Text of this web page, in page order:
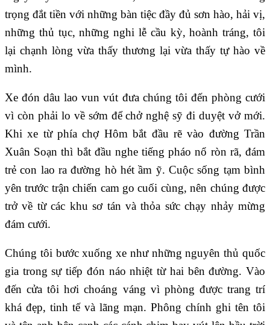
trọng đắt tiền với những bàn tiệc đầy đủ sơn hào, hải vị,
những thủ tục, những nghi lễ cầu kỳ, hoành tráng, tôi
lại chạnh lòng vừa thấy thương lại vừa thấy tự hào về
mình.
Xe đón dâu lao vun vút đưa chúng tôi đến phòng cưới
vì còn phải lo về sớm để chở nghệ sỹ đi duyệt vở mới.
Khi xe từ phía chợ Hôm bắt đầu rẽ vào đường Trần
Xuân Soạn thì bắt đầu nghe tiếng pháo nổ ròn rã, đám
trẻ con lao ra đường hò hét ầm ỹ. Cuộc sống tạm bình
yên trước trận chiến cam go cuối cùng, nên chúng được
trở về từ các khu sơ tán và thỏa sức chạy nhảy mừng
đám cưới.
Chúng tôi bước xuống xe như những nguyên thủ quốc
gia trong sự tiếp đón náo nhiệt từ hai bên đường. Vào
đến cửa tôi hơi choáng váng vì phòng được trang trí
khá đẹp, tinh tế và lãng mạn. Phông chính ghi tên tôi